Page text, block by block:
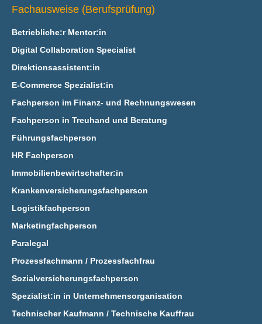
Fachausweise (Berufsprüfung)
Betriebliche:r Mentor:in
Digital Collaboration Specialist
Direktionsassistent:in
E‑Commerce Spezialist:in
Fachperson im Finanz- und Rechnungswesen
Fachperson in Treuhand und Beratung
Führungsfachperson
HR Fachperson
Immobilienbewirtschafter:in
Krankenversicherungsfachperson
Logistikfachperson
Marketingfachperson
Paralegal
Prozessfachmann / Prozessfachfrau
Sozialversicherungsfachperson
Spezialist:in in Unternehmensorganisation
Technischer Kaufmann / Technische Kauffrau